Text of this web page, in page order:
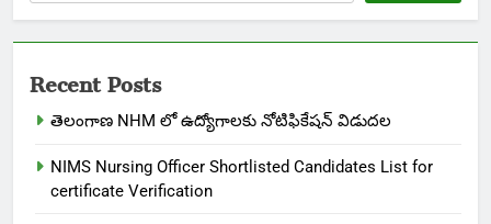
Recent Posts
తెలంగాణ NHM లో ఉద్యోగాలకు నోటిఫికేషన్ విడుదల
NIMS Nursing Officer Shortlisted Candidates List for
certificate Verification